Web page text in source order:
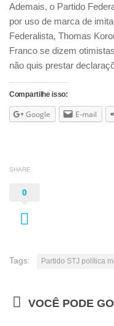
Ademais, o Partido
por uso de marca de
Federalista, Thomas
Franco se dizem
não quis prestar
Compartilhe isso:
Google E-mail
SHARE
0
Tags: Partido STJ política
VOCÊ PODE